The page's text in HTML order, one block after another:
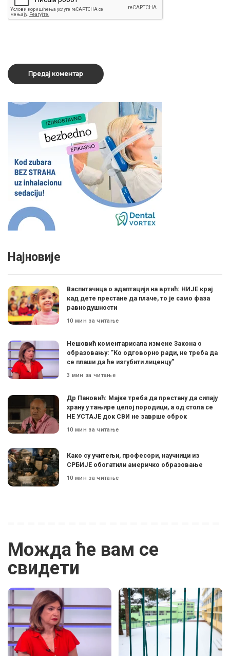
Најновије
Васпитачица о адаптацији на вртић: НИЈЕ крај
кад дете престане да плаче, то је само фаза
равнодушности
10 мин за читање
Нешовић коментарисала измене Закона о
образовању: ”Ко одговорно ради, не треба да
се плаши да ће изгубити лиценцу”
3 мин за читање
Др Пановић: Мајке треба да престану да сипају
храну у тањире целој породици, а од стола се
НЕ УСТАЈЕ док СВИ не заврше оброк
10 мин за читање
Како су учитељи, професори, научници из
СРБИЈЕ обогатили америчко образовање
10 мин за читање
Можда ће вам се
свидети